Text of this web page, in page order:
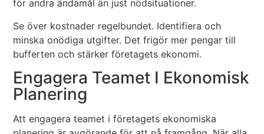
för andra ändamål än just nödsituationer.
Se över kostnader regelbundet. Identifiera och
minska onödiga utgifter. Det frigör mer pengar till
bufferten och stärker företagets ekonomi.
Engagera Teamet I Ekonomisk
Planering
Att engagera teamet i företagets ekonomiska